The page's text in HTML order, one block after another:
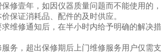
修壹年，如因仪器质量问题而不能使用的
保证消耗品、配件的及时供应。
维修通知后，在半小时内给予明确的解决
务，超出保修期后上门维修服务用户仅需